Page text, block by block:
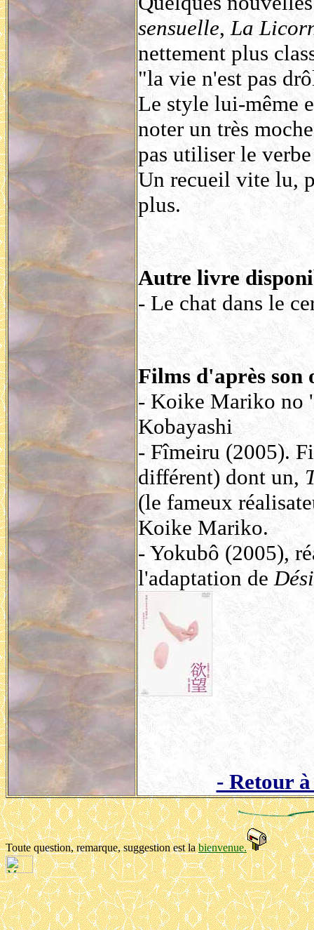
sensuelle,La
nettement plus
"la vie n'est pas
Le style lui-même
noter un très
pas utiliser le
Un recueil vite lu,
plus.
Autre livre
- Le chat dans le
Films d'après son
- Koike Mariko no
Kobayashi
- Fîmeiru (2005).
différent) dont un,
(le fameux
Koike Mariko.
- Yokubô (2005),
l'adaptation de
- Retour
Toute question, remarque, suggestion estlabienvenue.